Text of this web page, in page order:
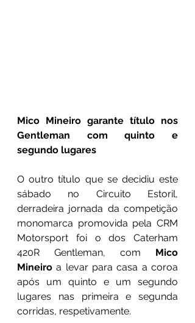
Mico Mineiro garante título nos
Gentleman com quinto e
segundo lugares
O outro título que se decidiu este
sábado no Circuito Estoril,
derradeira jornada da competição
monomarca promovida pela CRM
Motorsport foi o dos Caterham
420R Gentleman, com Mico
Mineiro a levar para casa a coroa
após um quinto e um segundo
lugares nas primeira e segunda
corridas, respetivamente.